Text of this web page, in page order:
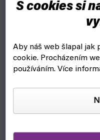
S cookies si
Aby náš web šlapal jak
cookie. Procházením
používáním. Více
zakonzervuje nabarvenou
ve formě seškrábání barvy
Výrobce: Vallejo
Označení: 26653
Obsah: 60 ml